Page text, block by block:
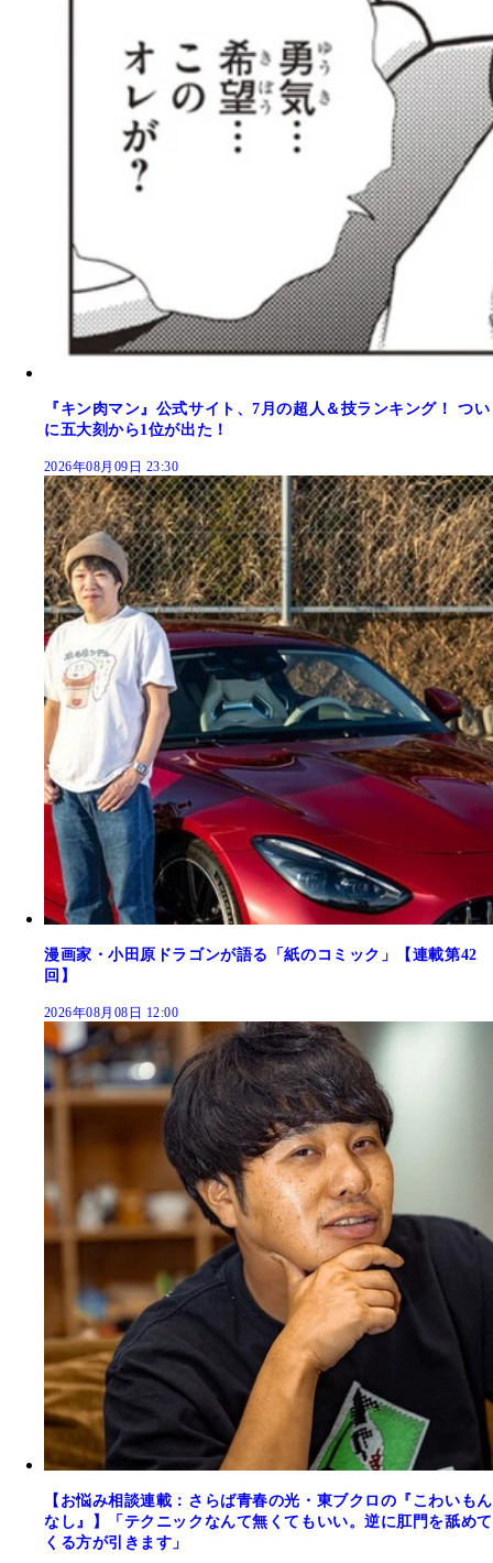
『キン肉マン』公式サイト、7月の超人＆技ランキング！ つい
に五大刻から1位が出た！
2026年08月09日 23:30
漫画家・小田原ドラゴンが語る「紙のコミック」【連載第42
回】
2026年08月08日 12:00
【お悩み相談連載：さらば青春の光・東ブクロの『こわいもん
なし』】「テクニックなんて無くてもいい。逆に肛門を舐めて
くる方が引きます」